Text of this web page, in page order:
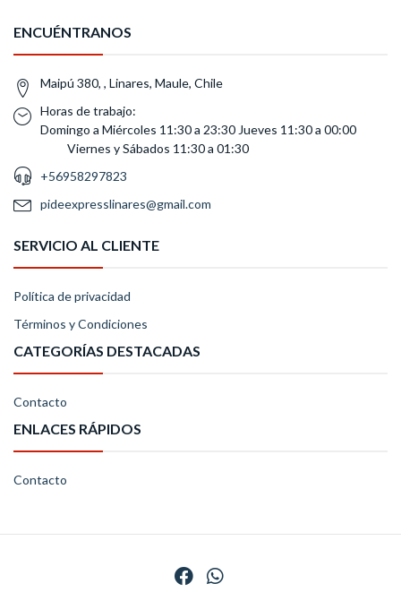
ENCUÉNTRANOS
Maipú 380, , Linares, Maule, Chile
Horas de trabajo:
Domingo a Miércoles 11:30 a 23:30 Jueves 11:30 a 00:00
Viernes y Sábados 11:30 a 01:30
+56958297823
pideexpresslinares@gmail.com
SERVICIO AL CLIENTE
Política de privacidad
Términos y Condiciones
CATEGORÍAS DESTACADAS
Contacto
ENLACES RÁPIDOS
Contacto